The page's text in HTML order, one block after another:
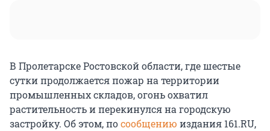
В Пролетарске Ростовской области, где шестые
сутки продолжается пожар на территории
промышленных складов, огонь охватил
растительность и перекинулся на городскую
застройку. Об этом, посообщению издания 161.RU,